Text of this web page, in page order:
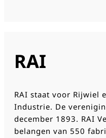
RAI
RAI staat voor Rijwiel
Industrie. De
december 1893. RAI
belangen van 550